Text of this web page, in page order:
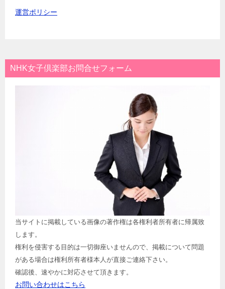
運営ポリシー
NHK女子倶楽部お問合せフォーム
当サイトに掲載している画像の著作権は各権利者所有者に帰属致
します。
権利を侵害する目的は一切御座いませんので、掲載について問題
がある場合は権利所有者様本人が直接ご連絡下さい。
確認後、速やかに対応させて頂きます。
お問い合わせはこちら